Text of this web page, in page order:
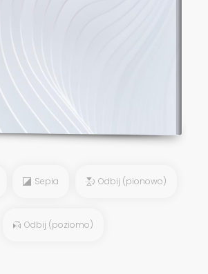
Sepia Odbij (pionowo)
Odbij (poziomo)